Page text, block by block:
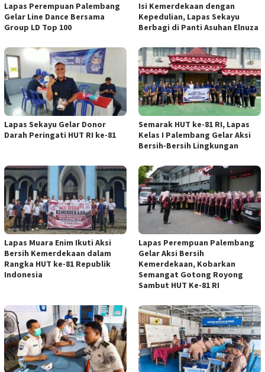
Lapas Perempuan Palembang
Gelar Line Dance Bersama
Group LD Top 100
Isi Kemerdekaan dengan
Kepedulian, Lapas Sekayu
Berbagi di Panti Asuhan Elnuza
Lapas Sekayu Gelar Donor
Darah Peringati HUT RI ke-81
Semarak HUT ke-81 RI, Lapas
Kelas I Palembang Gelar Aksi
Bersih-Bersih Lingkungan
Lapas Muara Enim Ikuti Aksi
Bersih Kemerdekaan dalam
Rangka HUT ke-81 Republik
Indonesia
Lapas Perempuan Palembang
Gelar Aksi Bersih
Kemerdekaan, Kobarkan
Semangat Gotong Royong
Sambut HUT Ke-81 RI